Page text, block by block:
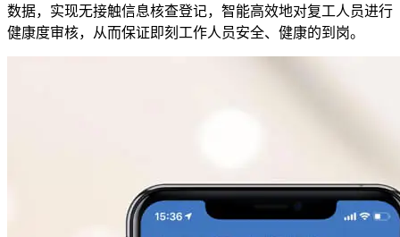
数据，实现无接触信息核查登记，智能高效地对复工人员进行
健康度审核，从而保证即刻工作人员安全、健康的到岗。